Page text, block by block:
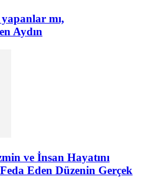
mı,
Aydın
ve İnsan Hayatını
Eden Düzenin Gerçek